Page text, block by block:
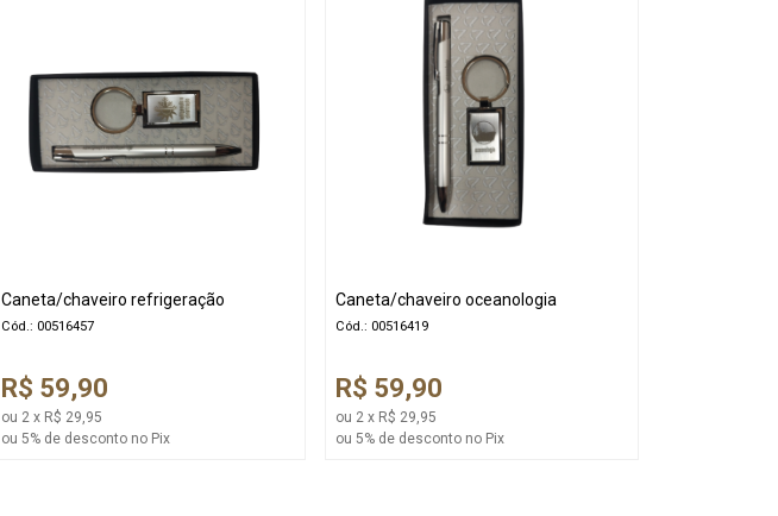
Caneta/chaveiro refrigeração
Cód.: 00516457
R$ 59,90
ou 2 x R$ 29,95
ou 5% de desconto no Pix
Caneta/chaveiro oceanologia
Cód.: 00516419
R$ 59,90
ou 2 x R$ 29,95
ou 5% de desconto no Pix